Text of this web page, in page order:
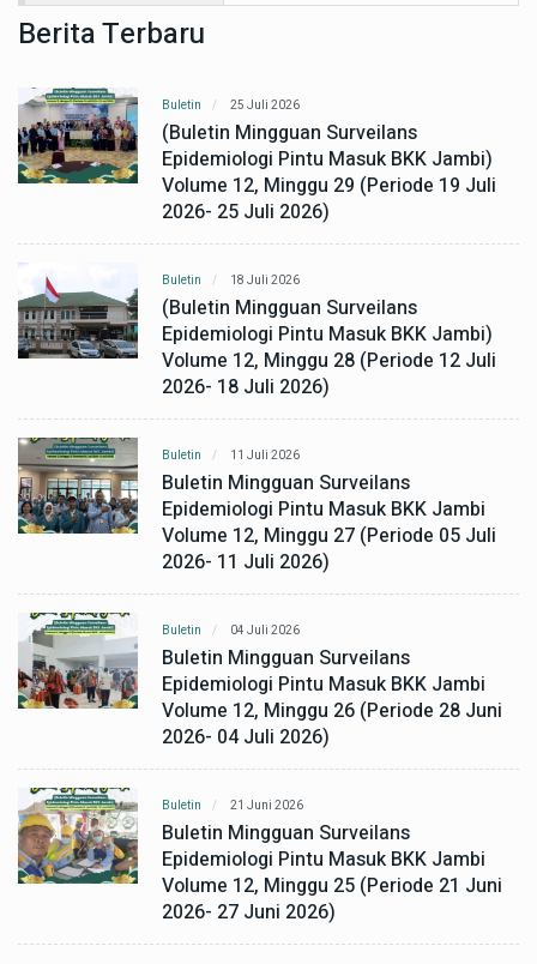
Berita Terbaru
Buletin 25 Juli 2026
(Buletin Mingguan Surveilans
Epidemiologi Pintu Masuk BKK Jambi)
Volume 12, Minggu 29 (Periode 19 Juli
2026- 25 Juli 2026)
Buletin 18 Juli 2026
(Buletin Mingguan Surveilans
Epidemiologi Pintu Masuk BKK Jambi)
Volume 12, Minggu 28 (Periode 12 Juli
2026- 18 Juli 2026)
Buletin 11 Juli 2026
Buletin Mingguan Surveilans
Epidemiologi Pintu Masuk BKK Jambi
Volume 12, Minggu 27 (Periode 05 Juli
2026- 11 Juli 2026)
Buletin 04 Juli 2026
Buletin Mingguan Surveilans
Epidemiologi Pintu Masuk BKK Jambi
Volume 12, Minggu 26 (Periode 28 Juni
2026- 04 Juli 2026)
Buletin 21 Juni 2026
Buletin Mingguan Surveilans
Epidemiologi Pintu Masuk BKK Jambi
Volume 12, Minggu 25 (Periode 21 Juni
2026- 27 Juni 2026)